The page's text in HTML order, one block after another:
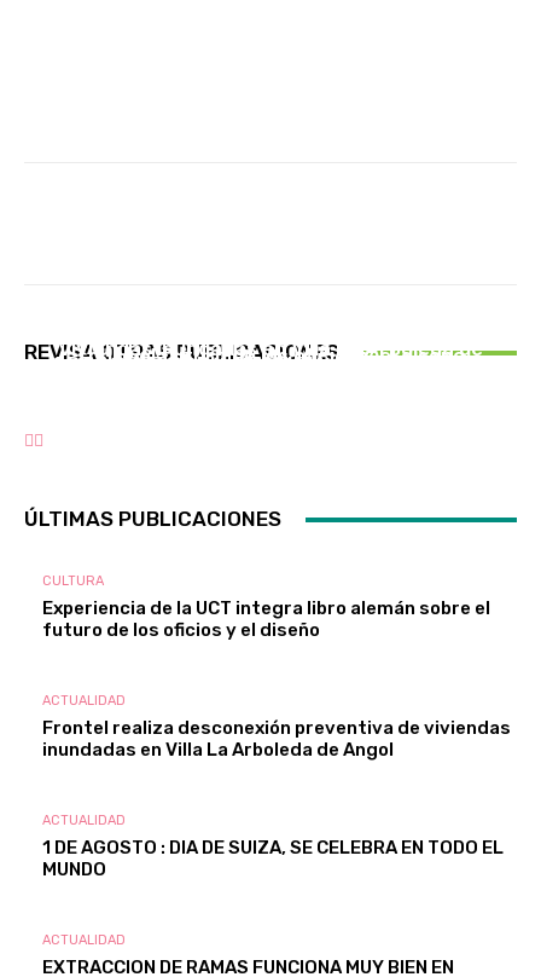
REVISA OTRAS PUBLICACIONES
sobre el futuro de los oficios y el diseño
viviendas inundadas en Villa La Arboleda de
1 DE AGOSTO : DIA DE SUIZA, SE CELEBRA EN
ÚLTIMAS PUBLICACIONES
CULTURA
Experiencia de la UCT integra libro alemán sobre el
futuro de los oficios y el diseño
ACTUALIDAD
Frontel realiza desconexión preventiva de viviendas
inundadas en Villa La Arboleda de Angol
ACTUALIDAD
1 DE AGOSTO : DIA DE SUIZA, SE CELEBRA EN TODO EL
MUNDO
ACTUALIDAD
EXTRACCION DE RAMAS FUNCIONA MUY BIEN EN